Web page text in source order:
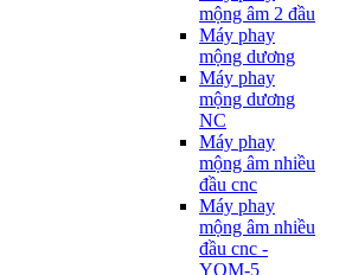
mộng âm 2 đầu
Máy phay
mộng dương
Máy phay
mộng dương
NC
Máy phay
mộng âm nhiều
đầu cnc
Máy phay
mộng âm nhiều
đầu cnc -
YOM-5